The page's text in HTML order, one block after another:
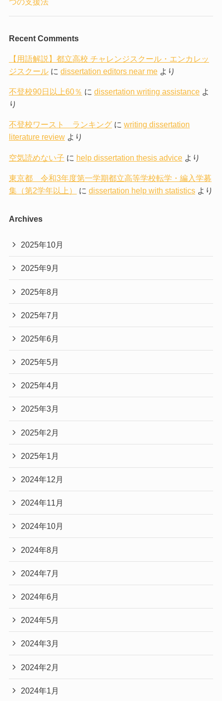
Recent Comments
【用語解説】都立高校 チャレンジスクール・エンカレッ
ジスクールに dissertation editors near meより
不登校90日以上60％ に dissertation writing assistanceよ
り
不登校ワースト ランキングに writing dissertation
literature reviewより
空気読めない子 に help dissertation thesis adviceより
東京都 令和3年度第一学期都立高等学校転学・編入学募
集（第2学年以上）
に dissertation help with statisticsより
Archives
2025年10月
2025年9月
2025年8月
2025年7月
2025年6月
2025年5月
2025年4月
2025年3月
2025年2月
2025年1月
2024年12月
2024年11月
2024年10月
2024年8月
2024年7月
2024年6月
2024年5月
2024年3月
2024年2月
2024年1月